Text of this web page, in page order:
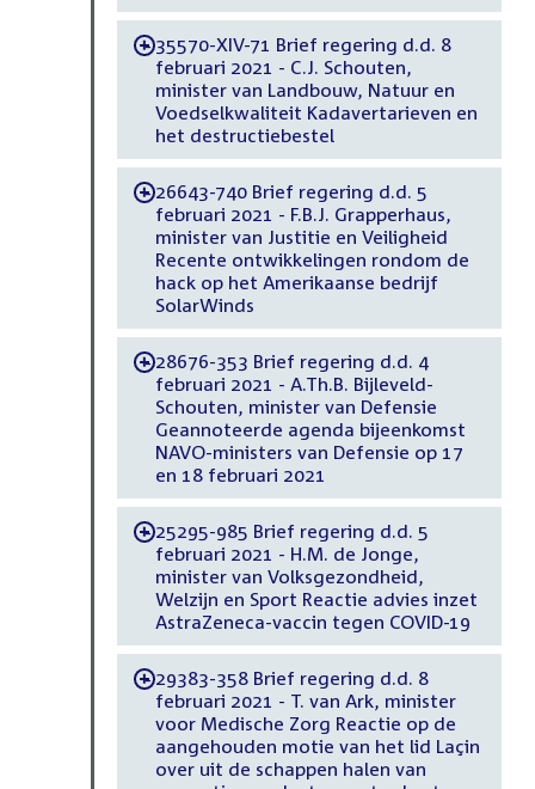
-35570-XIV-71 Brief regering d.d. 8
februari 2021 - C.J. Schouten,
minister van Landbouw, Natuur en
Voedselkwaliteit Kadavertarieven en
het destructiebestel
-26643-740 Brief regering d.d. 5
februari 2021 - F.B.J. Grapperhaus,
minister van Justitie en Veiligheid
Recente ontwikkelingen rondom de
hack op het Amerikaanse bedrijf
SolarWinds
-28676-353 Brief regering d.d. 4
februari 2021 - A.Th.B. Bijleveld-
Schouten, minister van Defensie
Geannoteerde agenda bijeenkomst
NAVO-ministers van Defensie op 17
en 18 februari 2021
-25295-985 Brief regering d.d. 5
februari 2021 - H.M. de Jonge,
minister van Volksgezondheid,
Welzijn en Sport Reactie advies inzet
AstraZeneca-vaccin tegen COVID-19
-29383-358 Brief regering d.d. 8
februari 2021 - T. van Ark, minister
voor Medische Zorg Reactie op de
aangehouden motie van het lid Laçin
over uit de schappen halen van